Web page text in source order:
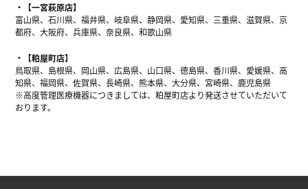
【一宮萩原店】
富山県、石川県、福井県、岐阜県、静岡県、愛知県、三重県、滋賀県、京
都府、大阪府、兵庫県、奈良県、和歌山県
【粕屋町店】
鳥取県、島根県、岡山県、広島県、山口県、徳島県、香川県、愛媛県、高
知県、福岡県、佐賀県、長崎県、熊本県、大分県、宮崎県、鹿児島県
※高度管理医療機器につきましては、粕屋町店より発送させていただいて
おります。